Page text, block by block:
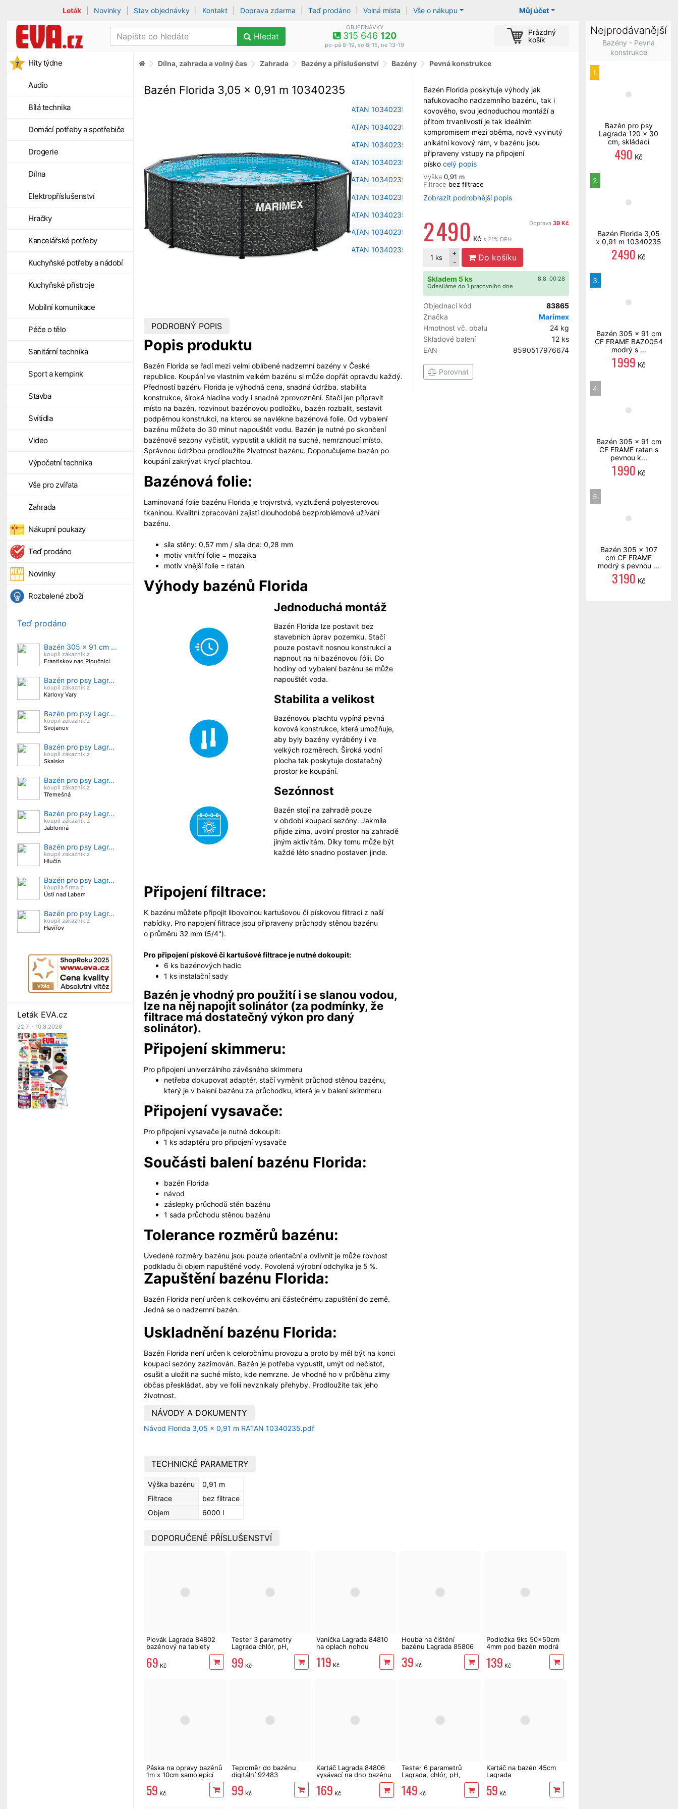
Můj účet
Leták Novinky Stav objednávky Kontakt Doprava zdarma Teď prodáno Volná místa Vše o nákupu
Hledat
OBJEDNÁVKY
315 646 120
po-pá 8-19, so 8-15, ne 13-19
Prázdný
košík
Hity týdne
Audio
Bílá technika
Domácí potřeby a spotřebiče
Drogerie
Dílna
Elektropříslušenství
Hračky
Kancelářské potřeby
Kuchyňské potřeby a nádobí
Kuchyňské přístroje
Mobilní komunikace
Péče o tělo
Sanitární technika
Sport a kempink
Stavba
Svítidla
Video
Výpočetní technika
Vše pro zvířata
Zahrada
Nákupní poukazy
Teď prodáno
Novinky
Rozbalené zboží
Teď prodáno
Bazén 305 x 91 cm ...
koupil zákazník z
Frantiskov nad Ploučnicí
Bazén pro psy Lagr...
koupil zákazník z
Karlovy Vary
Bazén pro psy Lagr...
koupil zákazník z
Svojanov
Bazén pro psy Lagr...
koupil zákazník z
Skalsko
Bazén pro psy Lagr...
koupil zákazník z
Třemešná
Bazén pro psy Lagr...
koupil zákazník z
Jablonná
Bazén pro psy Lagr...
koupil zákazník z
Hlučín
Bazén pro psy Lagr...
koupila firma z
Ústí nad Labem
Bazén pro psy Lagr...
koupil zákazník z
Havířov
Leták EVA.cz
22.7. - 10.8.2026
Dílna, zahrada a volný čas Zahrada Bazény a příslušenství Bazény Pevná konstrukce
Bazén Florida poskytuje výhody jak
nafukovacího nadzemního bazénu, tak i
kovového, svou jednoduchou montáží a
přitom trvanlivostí je tak ideálním
kompromisem mezi oběma, nově vyvinutý
unikátní kovový rám, v bazénu jsou
připraveny vstupy na připojení
písko celý popis
Výška 0,91 m
Filtrace bez filtrace
Zobrazit podrobnější popis
Doprava 39 Kč
2 490 Kč s 21% DPH
1 ks
+
-
Do košíku
8.8. 00:28
Skladem 5 ks
Odesíláme do 1 pracovního dne
Objednací kód
83865
Značka
Marimex
Hmotnost vč. obalu
24 kg
Skladové balení
12 ks
EAN
8590517976674
Porovnat
Bazén Florida 3,05 x 0,91 m 10340235
PODROBNÝ POPIS
Popis produktu
Bazén Florida se řadí mezi velmi oblíbené nadzemní bazény v České
republice. Koupání ve vlastním velkém bazénu si může dopřát opravdu každý.
Předností bazénu Florida je výhodná cena, snadná údržba. stabilita
konstrukce, široká hladina vody i snadné zpro­voznění. Stačí jen připravit
místo na bazén, rozvinout bazénovou podložku, bazén rozbalit, sestavit
podpěrnou konstrukci, na kterou se navlékne bazénová folie. Od vybalení
bazénu můžete do 30 minut napouštět vodu. Bazén je nutné po skončení
bazénové sezony vyčistit, vypustit a uklidit na suché, nemrznoucí místo.
Správnou údržbou prodloužíte životnost bazénu. Doporučujeme bazén po
koupání zakrývat krycí plachtou.
Bazénová folie:
Laminovaná folie bazénu Florida je trojvrstvá, vyz­tužená polyes­terovou
tkaninou. Kvalitní zpracování zajistí dlouhodobé bezproblémové užívání
bazénu.
síla stěny: 0,57 mm / síla dna: 0,28 mm
motiv vnitřní folie = mozaika
motiv vnější folie = ratan
Výhody bazénů Florida
Jednoduchá montáž
Bazén Florida lze postavit bez
stavebních úprav pozemku. Stačí
pouze postavit nosnou konstrukci a
napnout na ni bazénovou fólii. Do
hodiny od vybalení bazénu se může
napouštět voda.
Stabilita a velikost
Bazénovou plachtu vypíná pevná
kovová konstrukce, která umožňuje,
aby byly bazény vyráběny i ve
velkých rozměrech. Široká vodní
plocha tak poskytuje dostatečný
prostor ke koupání.
Sezónnost
Bazén stojí na zahradě pouze
v období koupací sezóny. Jakmile
přijde zima, uvolní prostor na zahradě
jiným aktivitám. Díky tomu může být
každé léto snadno postaven jinde.
Připojení filtrace:
K bazénu můžete připojit libovolnou kartušovou či pískovou filtraci z naší
nabídky. Pro napojení filtrace jsou připraveny průchody stěnou bazénu
o průměru 32 mm (5/4").
Pro připojení pískové či kartušové filtrace je nutné dokoupit:
6 ks bazénových hadic
1 ks instalační sady
Bazén je vhodný pro použití i se slanou vodou,
lze na něj napojit solinátor (za podmínky, že
filtrace má dostatečný výkon pro daný
solinátor).
Připojení skimmeru:
Pro připojení univerzálního závěsného skimmeru
netřeba dokupovat adaptér, stačí vyměnit průchod stěnou bazénu,
který je v balení bazénu za průchodku, která je v balení skimmeru
Připojení vysavače:
Pro připojení vysavače je nutné dokoupit:
1 ks adaptéru pro připojení vysavače
Součásti balení bazénu Florida:
bazén Florida
návod
záslepky průchodů stěn bazénu
1 sada průchodu stěnou bazénu
Tolerance rozměrů bazénu:
Uvedené rozměry bazénu jsou pouze orientační a ovlivnit je může rovnost
podkladu či objem napuštěné vody. Povolená výrobní odchylka je 5 %.
Zapuštění bazénu Florida:
Bazén Florida není určen k celkovému ani částečnému zapuštění do země.
Jedná se o nadzemní bazén.
Uskladnění bazénu Florida:
Bazén Florida není určen k celoročnímu provozu a proto by měl být na konci
koupací sezóny zazimován. Bazén je potřeba vypustit, umýt od nečistot,
osušit a uložit na suché místo, kde nemrzne. Je vhodné ho v průběhu zimy
občas přeskládat, aby ve folii nevznikaly přehyby. Prodloužíte tak jeho
životnost.
NÁVODY A DOKUMENTY
Návod Florida 3,05 x 0,91 m RATAN 10340235.pdf
TECHNICKÉ PARAMETRY
Výška bazénu
0,91 m
Filtrace
bez filtrace
Objem
6000 l
DOPORUČENÉ PŘÍSLUŠENSTVÍ
Plovák Lagrada 84802
bazénový na tablety
69 Kč
Tester 3 parametry
Lagrada chlór, pH,
99 Kč
Vanička Lagrada 84810
na oplach nohou
119 Kč
Houba na čištění
bazénu Lagrada 85806
39 Kč
Podložka 9ks 50x50cm
4mm pod bazén modrá
139 Kč
Páska na opravy bazénů
1m x 10cm samolepicí
59 Kč
Teploměr do bazénu
digitální 92483
99 Kč
Kartáč Lagrada 84806
vysávací na dno bazénu
169 Kč
Tester 6 parametrů
Lagrada, chlór, pH,
alkalita, tvrdost vody,
volný chlór, brom
149 Kč
Kartáč na bazén 45cm
Lagrada
59 Kč
Nejprodávanější
Bazény - Pevná
konstrukce
1.
Bazén pro psy
Lagrada 120 x 30
cm, skládací
490 Kč
2.
Bazén Florida 3,05
x 0,91 m 10340235
2 490 Kč
3.
Bazén 305 x 91 cm
CF FRAME BAZ0054
modrý s ...
1 999 Kč
4.
Bazén 305 x 91 cm
CF FRAME ratan s
pevnou k...
1 990 Kč
5.
Bazén 305 x 107
cm CF FRAME
modrý s pevnou ...
3 190 Kč